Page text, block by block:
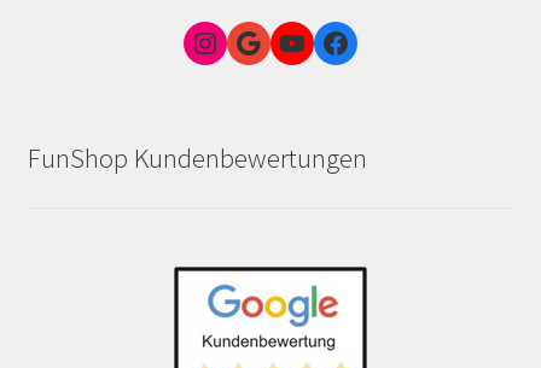
Instagram
Google Link zum FunShop WienYouTubeFacebook
FunShop Kundenbewertungen